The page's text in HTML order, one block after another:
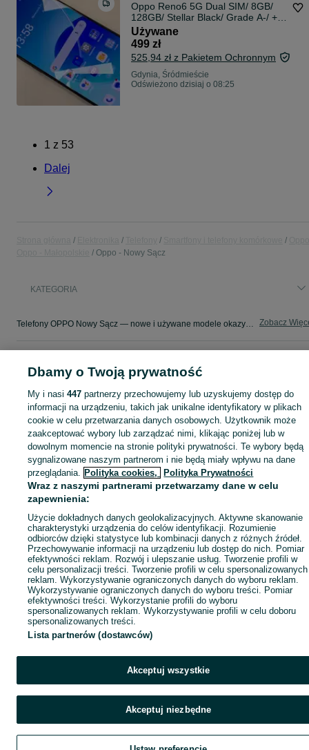
Oppo Reno6 5G Dual SIM/ 8GB/
128GB/ Stellar Black/ Grade A-/ +
ładowarka/ GW 6 MSC
Używane
499 zł
525,94 zł z Pakietem Ochronnym
Gdynia, Śródmieście
Odświeżono dzisiaj o 08:25
1 z 53
Dalej
Oppo - Nowy Sącz
KATEGORIA
Telefony OPPO Nowy Sącz — nowe i używane modele okazyjnie ✌️ Szeroki wybór telefonów komórkowych OPPO ➤ Znajdź swój smartfon i kupuj na OLX.pl! Zobacz
Mapa miejscowości
Mapa ministron
Popularne wyszukiwania
Dbamy o Twoją prywatność
My i nasi447 partnerzy przechowujemy lub uzyskujemy dostęp do
informacji na urządzeniu, takich jak unikalne identyfikatory w plikach
cookie w celu przetwarzania danych osobowych. Użytkownik może
zaakceptować wybory lub zarządzać nimi, klikając poniżej lub w
dowolnym momencie na stronie polityki prywatności. Te wybory będą
sygnalizowane naszym partnerom i nie będą miały wpływu na dane
przeglądania. Polityka cookies, Polityka Prywatności
Wraz z naszymi partnerami przetwarzamy dane w celu
zapewnienia:
Użycie dokładnych danych geolokalizacyjnych. Aktywne skanowanie
charakterystyki urządzenia do celów identyfikacji. Rozumienie
odbiorców dzięki statystyce lub kombinacji danych z różnych źródeł.
Przechowywanie informacji na urządzeniu lub dostęp do nich. Pomiar
efektywności reklam. Rozwój i ulepszanie usług. Tworzenie profili w
celu personalizacji treści. Tworzenie profili w celu spersonalizowanych
reklam. Wykorzystywanie ograniczonych danych do wyboru reklam.
Wykorzystywanie ograniczonych danych do wyboru treści. Pomiar
efektywności treści. Wykorzystanie profili do wyboru
spersonalizowanych reklam. Wykorzystywanie profili w celu doboru
spersonalizowanych treści.
Lista partnerów (dostawców)
Akceptuj wszystkie
Akceptuj niezbędne